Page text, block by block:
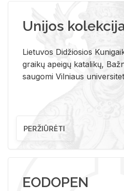
Unijos
Lietuvos Didžiosios
graikų apeigų katalikų,
saugomi Vilniaus
PERŽIŪRĖTI
EODOPEN